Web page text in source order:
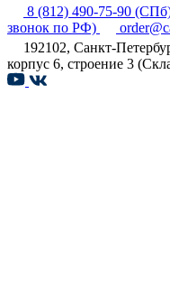
8 (812) 490-75-90
звонок по РФ)
192102, Санкт-
корпус 6, строение 3